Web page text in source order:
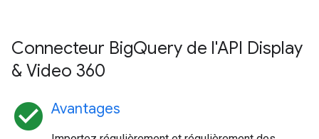
Connecteur BigQuery de l'API Display
& Video 360
check_circle Avantages